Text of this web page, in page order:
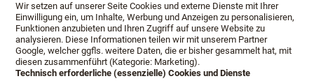
Schlafkultur Lang hat Erfahrung
im Verkauf von Luxusbetten
Wir setzen auf unserer Seite Cookies und externe Dienste mit Ihrer
Einwilligung ein, um Inhalte, Werbung und Anzeigen zu personalisieren,
Funktionen anzubieten und Ihren Zugriff auf unsere Website zu
analysieren. Diese Informationen teilen wir mit unserem Partner
Google, welcher ggfls. weitere Daten, die er bisher gesammelt hat, mit
diesen zusammenführt (Kategorie: Marketing).
Technisch erforderliche (essenzielle) Cookies und Dienste